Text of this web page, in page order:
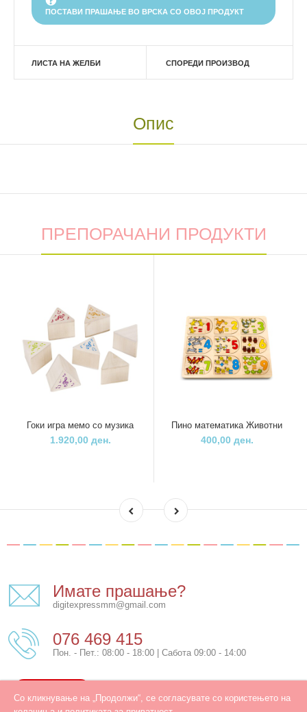
Со кликнување на „Продолжи“, се согласувате со користењето на
ПОСТАВИ ПРАШАЊЕ ВО ВРСКА СО ОВОЈ ПРОДУКТ
ЛИСТА НА ЖЕЛБИ СПОРЕДИ ПРОИЗВОД
Опис
ПРЕПОРАЧАНИ ПРОДУКТИ
Гоки игра мемо со музика
1.920,00 ден.
Пино математика Животни
400,00 ден.
Имате прашање?
digitexpressmm@gmail.com
076 469 415
Пон. - Пет.: 08:00 - 18:00 | Сабота 09:00 - 14:00